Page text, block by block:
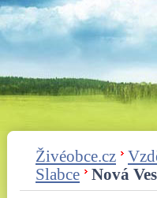
Živéobce.cz
Slabce
Nová Ves